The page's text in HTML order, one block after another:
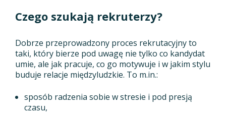
Czego szukają rekruterzy?
Dobrze przeprowadzony proces rekrutacyjny to
taki, który bierze pod uwagę nie tylko co kandydat
umie, ale jak pracuje, co go motywuje i w jakim stylu
buduje relacje międzyludzkie. To m.in.:
sposób radzenia sobie w stresie i pod presją
czasu,